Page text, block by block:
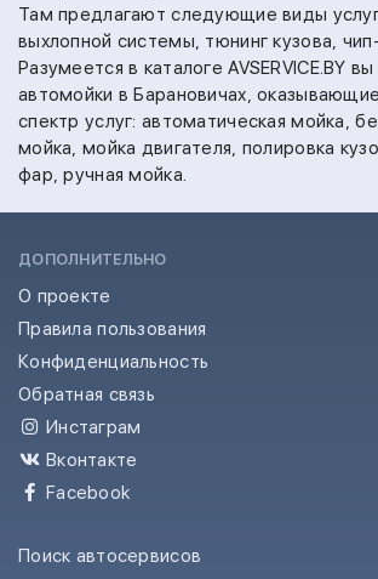
Там предлагают следующие виды
выхлопной системы, тюнинг кузова,
Разумеется в каталоге AVSERVICE.BY
автомойки в Барановичах,
спектр услуг: автоматическая мойка,
мойка, мойка двигателя, полировка
фар,ручная мойка.
ДОПОЛНИТЕЛЬНО
О проекте
Правила пользования
Конфиденциальность
Обратная связь
Инстаграм
Вконтакте
Facebook
Поиск автосервисов